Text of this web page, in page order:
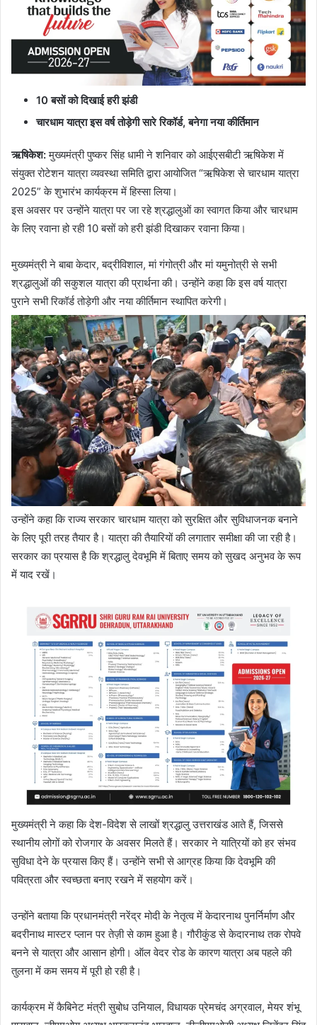
10 बसों को दिखाई हरी झंडी
चारधाम यात्रा इस वर्ष तोड़ेगी सारे रिकॉर्ड, बनेगा नया कीर्तिमान
ऋषिकेश:मुख्यमंत्री पुष्कर सिंह धामी ने शनिवार को आईएसबीटी ऋषिकेश में
संयुक्त रोटेशन यात्रा व्यवस्था समिति द्वारा आयोजित “ऋषिकेश से चारधाम यात्रा
2025” के शुभारंभ कार्यक्रम में हिस्सा लिया।
इस अवसर पर उन्होंने यात्रा पर जा रहे श्रद्धालुओं का स्वागत किया और चारधाम
के लिए रवाना हो रही 10 बसों को हरी झंडी दिखाकर रवाना किया।
मुख्यमंत्री ने बाबा केदार, बद्रीविशाल, मां गंगोत्री और मां यमुनोत्री से सभी
श्रद्धालुओं की सकुशल यात्रा की प्रार्थना की। उन्होंने कहा कि इस वर्ष यात्रा
पुराने सभी रिकॉर्ड तोड़ेगी और नया कीर्तिमान स्थापित करेगी।
उन्होंने कहा कि राज्य सरकार चारधाम यात्रा को सुरक्षित और सुविधाजनक बनाने
के लिए पूरी तरह तैयार है। यात्रा की तैयारियों की लगातार समीक्षा की जा रही है।
सरकार का प्रयास है कि श्रद्धालु देवभूमि में बिताए समय को सुखद अनुभव के रूप
में याद रखें।
मुख्यमंत्री ने कहा कि देश-विदेश से लाखों श्रद्धालु उत्तराखंड आते हैं, जिससे
स्थानीय लोगों को रोजगार के अवसर मिलते हैं। सरकार ने यात्रियों को हर संभव
सुविधा देने के प्रयास किए हैं। उन्होंने सभी से आग्रह किया कि देवभूमि की
पवित्रता और स्वच्छता बनाए रखने में सहयोग करें।
उन्होंने बताया कि प्रधानमंत्री नरेंद्र मोदी के नेतृत्व में केदारनाथ पुनर्निर्माण और
बदरीनाथ मास्टर प्लान पर तेज़ी से काम हुआ है। गौरीकुंड से केदारनाथ तक रोपवे
बनने से यात्रा और आसान होगी। ऑल वेदर रोड के कारण यात्रा अब पहले की
तुलना में कम समय में पूरी हो रही है।
कार्यक्रम में कैबिनेट मंत्री सुबोध उनियाल, विधायक प्रेमचंद अग्रवाल, मेयर शंभू